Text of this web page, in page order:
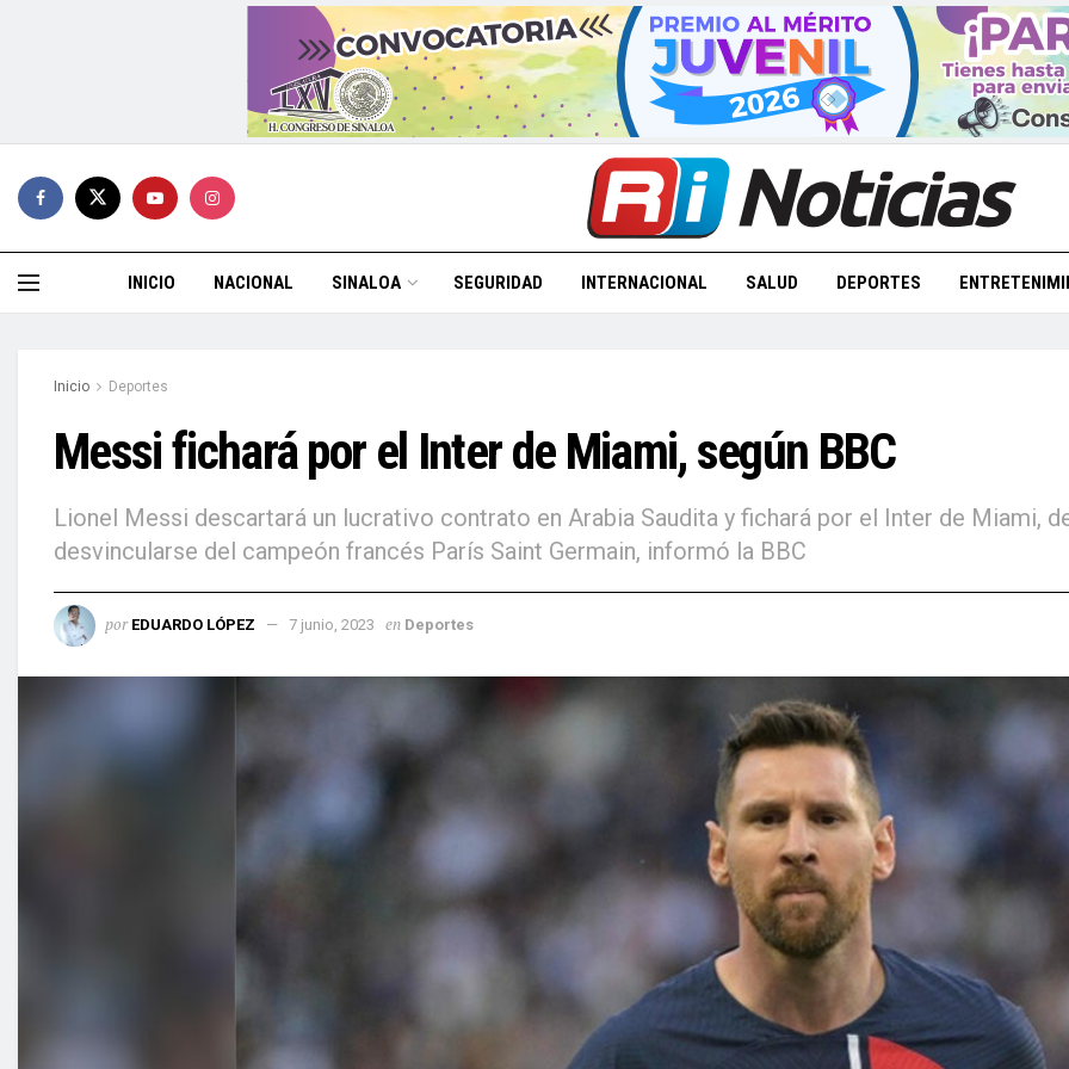
INICIO NACIONAL SINALOA SEGURIDAD INTERNACIONAL SALUD DEPORTES
Inicio Deportes
Messi fichará por el Inter de Miami, según BBC
Lionel Messi descartará un lucrativo contrato en Arabia Saudita y fichará por el Inter de Miami,
desvincularse del campeón francés París Saint Germain, informó la BBC
por EDUARDO LÓPEZ 7 junio, 2023 en Deportes